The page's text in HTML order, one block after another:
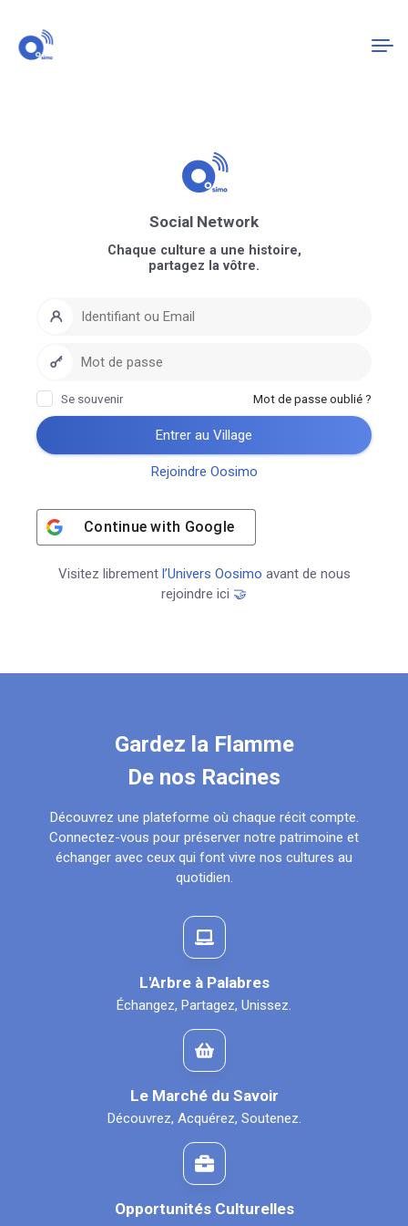
Gardez la Flamme
De nos Racines
Découvrez une plateforme où chaque récit compte.
Connectez-vous pour préserver notre patrimoine et
échanger avec ceux qui font vivre nos cultures au
quotidien.
L'Arbre à Palabres
Échangez, Partagez, Unissez.
Le Marché du Savoir
Découvrez, Acquérez, Soutenez.
Opportunités Culturelles
Social Network
Chaque culture a une histoire,
partagez la vôtre.
Se souvenir Mot de passe oublié ?
Entrer au Village
Rejoindre Oosimo
Continue with Google
Visitez librement l’Univers Oosimo avant de nous
rejoindre ici 🤝